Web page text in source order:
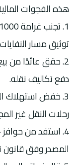
هذه الفجوات
توثيق مسار
2. حقق عائدًا من
دفع تكاليف نقله.
رحلات النقل غير
4. استفد من
المصدر وفق قانون